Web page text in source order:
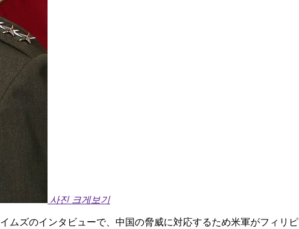
사진 크게보기
ムズのインタビューで、中国の脅威に対応するため米軍がフィリ